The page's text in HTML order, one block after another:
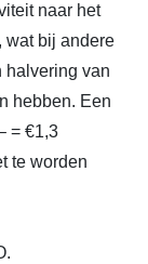
naar het
wat bij andere
halvering van
hebben. Een
= €1,3
te worden